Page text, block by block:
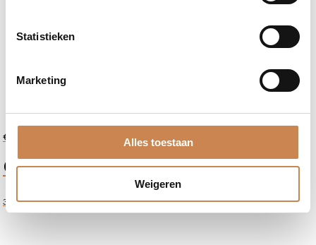
Statistieken
Marketing
Alles toestaan
Weigeren
€ -
Skin
Brightening
Gel
Oily Skin Correction Gel
35ml